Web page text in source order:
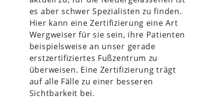
es aber schwer Spezialisten zu finden.
Hier kann eine Zertifizierung eine Art
Wergweiser für sie sein, ihre Patienten
beispielsweise an unser gerade
erstzertifiziertes Fußzentrum zu
überweisen. Eine Zertifizierung trägt
auf alle Fälle zu einer besseren
Sichtbarkeit bei.